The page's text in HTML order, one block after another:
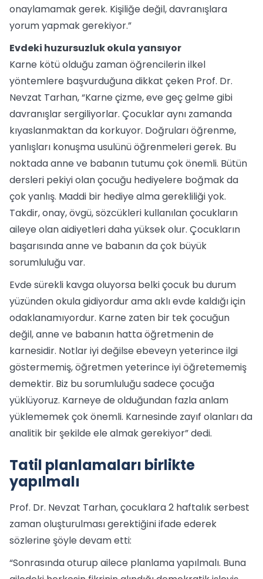
onaylamamak gerek. Kişiliğe değil, davranışlara
yorum yapmak gerekiyor.”
Evdeki huzursuzluk okula yansıyor
Karne kötü olduğu zaman öğrencilerin ilkel
yöntemlere başvurduğuna dikkat çeken Prof. Dr.
Nevzat Tarhan, “Karne çizme, eve geç gelme gibi
davranışlar sergiliyorlar. Çocuklar aynı zamanda
kıyaslanmaktan da korkuyor. Doğruları öğrenme,
yanlışları konuşma usulünü öğrenmeleri gerek. Bu
noktada anne ve babanın tutumu çok önemli. Bütün
dersleri pekiyi olan çocuğu hediyelere boğmak da
çok yanlış. Maddi bir hediye alma gerekliliği yok.
Takdir, onay, övgü, sözcükleri kullanılan çocukların
aileye olan aidiyetleri daha yüksek olur. Çocukların
başarısında anne ve babanın da çok büyük
sorumluluğu var.
Evde sürekli kavga oluyorsa belki çocuk bu durum
yüzünden okula gidiyordur ama aklı evde kaldığı için
odaklanamıyordur. Karne zaten bir tek çocuğun
değil, anne ve babanın hatta öğretmenin de
karnesidir. Notlar iyi değilse ebeveyn yeterince ilgi
göstermemiş, öğretmen yeterince iyi öğretememiş
demektir. Biz bu sorumluluğu sadece çocuğa
yüklüyoruz. Karneye de olduğundan fazla anlam
yüklememek çok önemli. Karnesinde zayıf olanları da
analitik bir şekilde ele almak gerekiyor” dedi.
Tatil planlamaları birlikte
yapılmalı
Prof. Dr. Nevzat Tarhan, çocuklara 2 haftalık serbest
zaman oluşturulması gerektiğini ifade ederek
sözlerine şöyle devam etti:
“Sonrasında oturup ailece planlama yapılmalı. Buna